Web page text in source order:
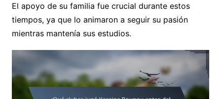
El apoyo de su familia fue crucial durante estos
tiempos, ya que lo animaron a seguir su pasión
mientras mantenía sus estudios.